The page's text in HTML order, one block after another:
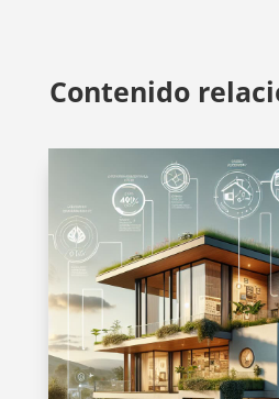
Contenido